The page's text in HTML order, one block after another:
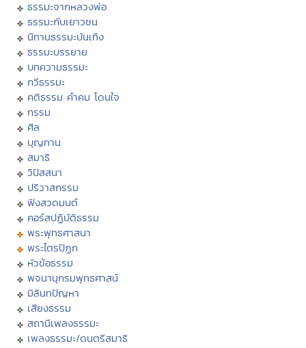
ธรรมะจากหลวงพ่อ
ธรรมะกับเยาวชน
นิทานธรรมะบันเทิง
ธรรมะบรรยาย
บทความธรรมะ
กวีธรรมะ
คติธรรม คำคม โดนใจ
กรรม
ศีล
บุญทาน
สมาธิ
วิปัสสนา
ปริวาสกรรม
ฟังสวดมนต์
คอร์สปฏิบัติธรรม
พระพุทธศาสนา
พระไตรปิฏก
หัวข้อธรรม
พจนานุกรมพุทธศาสน์
มิลินทปัญหา
เสียงธรรม
สถานีเพลงธรรมะ
เพลงธรรมะ/ดนตรีสมาธิ